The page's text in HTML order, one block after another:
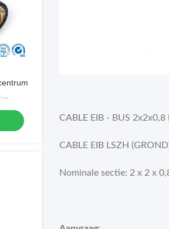
CABLE EIB - BUS 2x2x0,8
CABLE EIB LSZH
Nominale sectie: 2 x 2 x